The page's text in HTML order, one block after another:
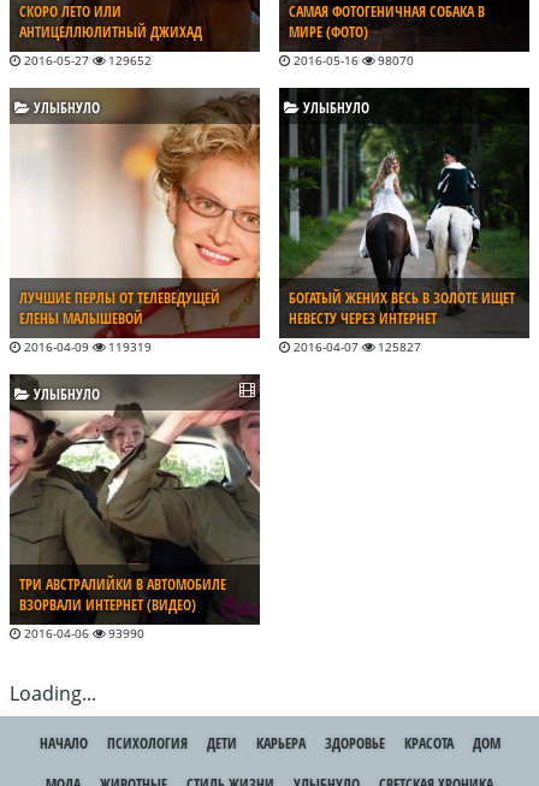
СКОРО ЛЕТО ИЛИ
АНТИЦЕЛЛЮЛИТНЫЙ ДЖИХАД
2016-05-27 129652
САМАЯ ФОТОГЕНИЧНАЯ СОБАКА В
МИРЕ (ФОТО)
2016-05-16 98070
УЛЫБНУЛО
ЛУЧШИЕ ПЕРЛЫ ОТ ТЕЛЕВЕДУЩЕЙ
ЕЛЕНЫ МАЛЫШЕВОЙ
2016-04-09 119319
УЛЫБНУЛО
БОГАТЫЙ ЖЕНИХ ВЕСЬ В ЗОЛОТЕ ИЩЕТ
НЕВЕСТУ ЧЕРЕЗ ИНТЕРНЕТ
2016-04-07 125827
УЛЫБНУЛО
ТРИ АВСТРАЛИЙКИ В АВТОМОБИЛЕ
ВЗОРВАЛИ ИНТЕРНЕТ (ВИДЕО)
2016-04-06 93990
Loading...
НАЧАЛО ПСИХОЛОГИЯ ДЕТИ КАРЬЕРА ЗДОРОВЬЕ КРАСОТА
ДОМ